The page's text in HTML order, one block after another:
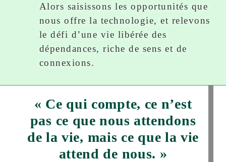
Alors saisissons les opportunités que
nous offre la technologie, et relevons
le défi d’une vie libérée des
dépendances, riche de sens et de
connexions.
« Ce qui compte, ce n’est
pas ce que nous attendons
de la vie, mais ce que la vie
attend de nous. »